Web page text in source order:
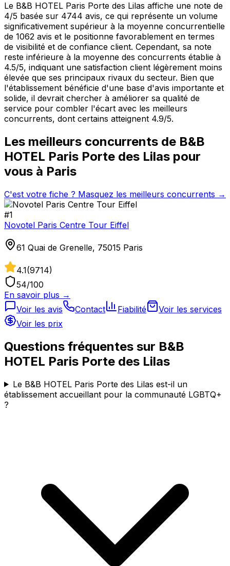
Le B&B HOTEL Paris Porte des Lilas affiche une note de
4/5 basée sur 4744 avis, ce qui représente un volume
significativement supérieur à la moyenne concurrentielle
de 1062 avis et le positionne favorablement en termes
de visibilité et de confiance client. Cependant, sa note
reste inférieure à la moyenne des concurrents établie à
4.5/5, indiquant une satisfaction client légèrement moins
élevée que ses principaux rivaux du secteur. Bien que
l'établissement bénéficie d'une base d'avis importante et
solide, il devrait chercher à améliorer sa qualité de
service pour combler l'écart avec les meilleurs
concurrents, dont certains atteignent 4.9/5.
Les meilleurs concurrents de B&B
HOTEL Paris Porte des Lilas pour
vous à Paris
C'est votre fiche ? Masquez les meilleurs concurrents →
#1
Novotel Paris Centre Tour Eiffel
61 Quai de Grenelle, 75015 Paris
4.1(9714)
54/100
En savoir plus →
Voir les avis
Contact Fiabilité
Voir les services
Voir les prix
Questions fréquentes sur B&B
HOTEL Paris Porte des Lilas
Le B&B HOTEL Paris Porte des Lilas est-il un
établissement accueillant pour la communauté LGBTQ+
?